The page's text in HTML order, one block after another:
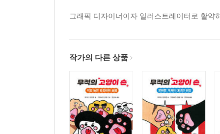
그래픽 디자이너이자 일러스트레이터로 활약
작가의 다른 상품